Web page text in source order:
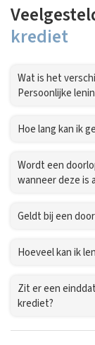
krediet
Wat is het
Persoonlijke
Hoe lang kan ik
Wordt een
wanneer deze is
Geldt bij een
Hoeveel kan ik
Zit er een
krediet?